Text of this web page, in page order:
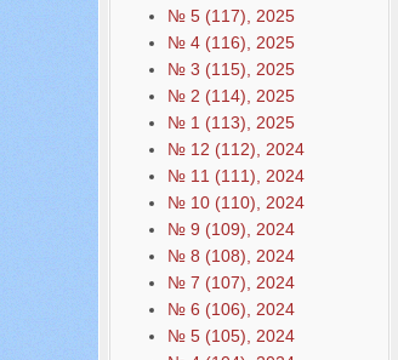
№ 5 (117), 2025
№ 4 (116), 2025
№ 3 (115), 2025
№ 2 (114), 2025
№ 1 (113), 2025
№ 12 (112), 2024
№ 11 (111), 2024
№ 10 (110), 2024
№ 9 (109), 2024
№ 8 (108), 2024
№ 7 (107), 2024
№ 6 (106), 2024
№ 5 (105), 2024